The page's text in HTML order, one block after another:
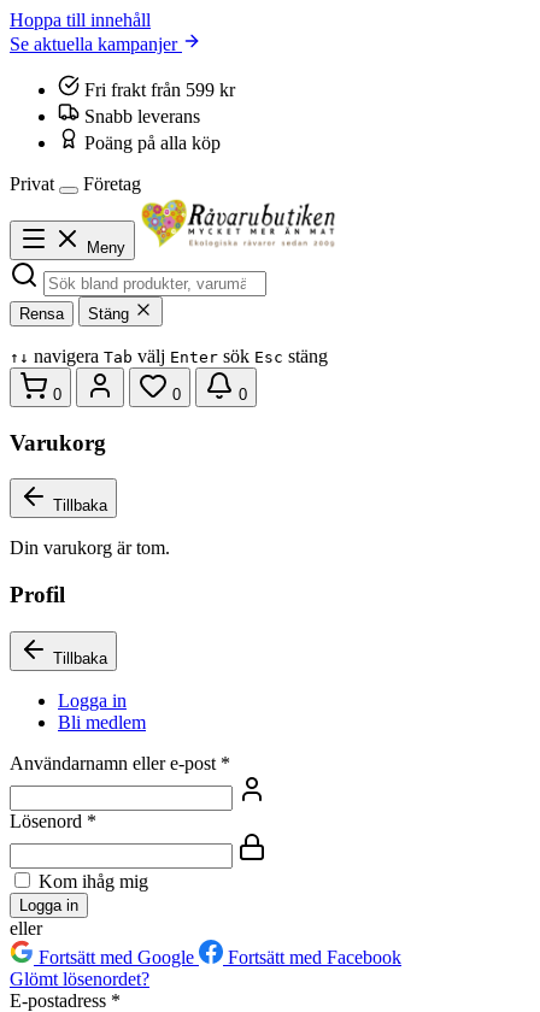
Hoppa till innehåll
Se aktuella kampanjer
Fri frakt från 599 kr
Snabb leverans
Poäng på alla köp
Privat
Företag
Meny
Rensa Stäng
↑ ↓ navigera Tab välj Enter sök Esc stäng
0 0 0
Varukorg
Tillbaka
Din varukorg är tom.
Profil
Tillbaka
Logga in
Bli medlem
Användarnamn eller e-post *
Lösenord *
Kom ihåg mig
Logga in
eller
Fortsätt med Google
Fortsätt med Facebook
Glömt lösenordet?
E-postadress *